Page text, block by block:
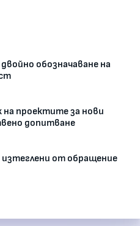
обозначаване на
на проектите за нови
допитване
от обращение